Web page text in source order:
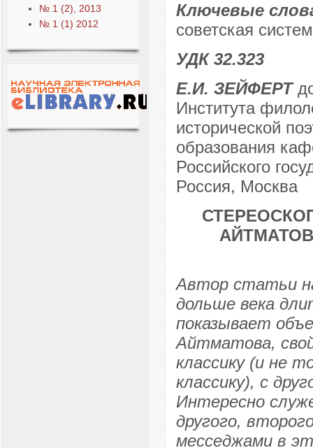
№ 1 (2), 2013
№ 1 (1) 2012
Ключевые
советская
УДК 32.323
Е.И. ЗЕЙФЕРТ
Института
исторической
образования
Российского
Россия, Москва
Автор статьи
дольше века
показывает
Айтматова,
классику (и не
классику), с
Интересно
другого,
месседжами в